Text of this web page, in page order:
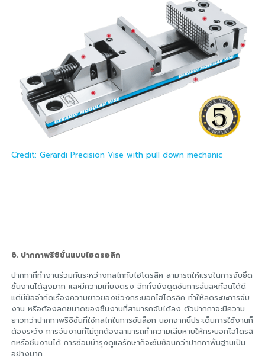
Credit: Gerardi Precision Vise with pull down mechanic
6. ปากกาพรีซิชั่นแบบไฮดรอลิก
ปากกาที่ทำงานร่วมกันระหว่างกลไกกับไฮโดรลิค สามารถให้แรงในการจับยึด
ชิ้นงานได้สูงมาก และมีความเที่ยงตรง อีกทั้งยังดูดซับการสั่นสะเทือนได้ดี
แต่มีข้อจำกัดเรื่องความยาวของช่วงกระบอกไฮโดรลิค ทำให้ลดระยะการจับ
งาน หรือต้องลดขนาดของชิ้นงานที่สามารถจับได้ลง ตัวปากกาจะมีความ
ยาวกว่าปากกาพริซิชั่นที่ใช้กลไกในการขันล็อก นอกจากนี้ประเด็นการใช้งานก็
ต้องระวัง การจับงานที่ไม่ถูกต้องสามารถทำความเสียหายให้กระบอกไฮโดรลิ
กหรือชิ้นงานได้ การซ่อมบำรุงดูแลรักษาก็จะซับซ้อนกว่าปากกาพื้นฐานเป็น
อย่างมาก